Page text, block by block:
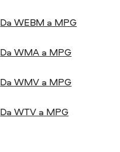
Da WEBM a MPG
Da WMA a MPG
Da WMV a MPG
Da WTV a MPG